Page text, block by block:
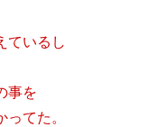
ているし
事を
てた。